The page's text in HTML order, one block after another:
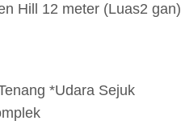
Hill 12 meter (Luas2 gan)
*Udara Sejuk